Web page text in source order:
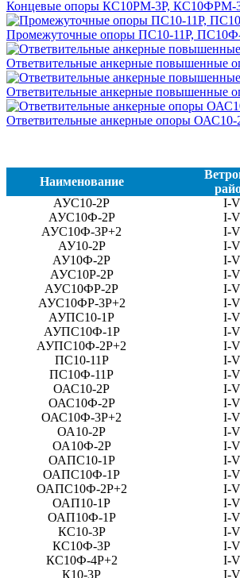
Концевые опоры КС10РМ-3Р, КС10ФРМ-
Промежуточные опоры ПС10-11Р,
Ответвительные анкерные
Ответвительные анкерные
Ответвительные анкерные опоры
Наименование
АУС10-2Р
I-V
АУС10Ф-2Р
I-V
АУС10Ф-3Р+2
I-V
АУ10-2Р
I-V
АУ10Ф-2Р
I-V
АУС10Р-2Р
I-V
АУС10ФР-2Р
I-V
АУС10ФР-3Р+2
I-V
АУПС10-1Р
I-V
АУПС10Ф-1Р
I-V
АУПС10Ф-2Р+2
I-V
ПС10-11Р
I-V
ПС10Ф-11Р
I-V
ОАС10-2Р
I-V
ОАС10Ф-2Р
I-V
ОАС10Ф-3Р+2
I-V
ОА10-2Р
I-V
ОА10Ф-2Р
I-V
ОАПС10-1Р
I-V
ОАПС10Ф-1Р
I-V
ОАПС10Ф-2Р+2
I-V
ОАП10-1Р
I-V
ОАП10Ф-1Р
I-V
КС10-3Р
I-V
КС10Ф-3Р
I-V
КС10Ф-4Р+2
I-V
К10-3Р
I-V